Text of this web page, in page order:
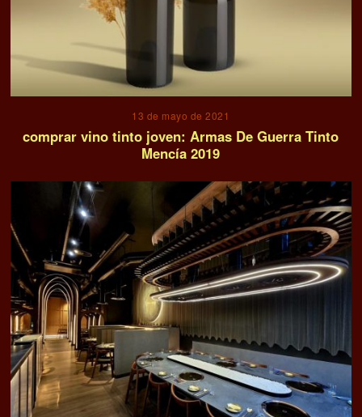
13 de mayo de 2021
comprar vino tinto joven: Armas De Guerra Tinto
Mencía 2019